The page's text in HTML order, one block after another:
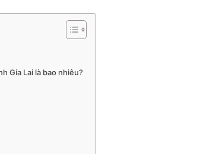
Gia Lai là bao nhiêu?